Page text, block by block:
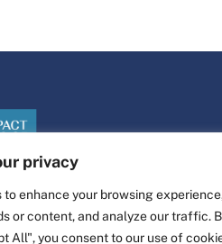
privacy
to enhance your browsing
or content, and analyze our traffic.
All", you consent to our use of
2026